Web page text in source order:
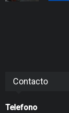
Contacto
Telefono